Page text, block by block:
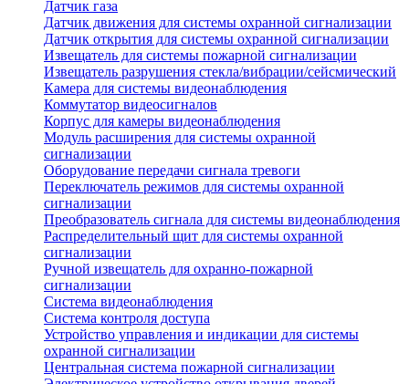
Датчик газа
Датчик движения для системы охранной сигнализации
Датчик открытия для системы охранной сигнализации
Извещатель для системы пожарной сигнализации
Извещатель разрушения стекла/вибрации/сейсмический
Камера для системы видеонаблюдения
Коммутатор видеосигналов
Корпус для камеры видеонаблюдения
Модуль расширения для системы охранной
сигнализации
Оборудование передачи сигнала тревоги
Переключатель режимов для системы охранной
сигнализации
Преобразователь сигнала для системы видеонаблюдения
Распределительный щит для системы охранной
сигнализации
Ручной извещатель для охранно-пожарной
сигнализации
Система видеонаблюдения
Система контроля доступа
Устройство управления и индикации для системы
охранной сигнализации
Центральная система пожарной сигнализации